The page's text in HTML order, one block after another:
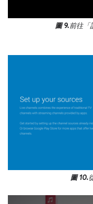
圖 9.前往「
圖 10.